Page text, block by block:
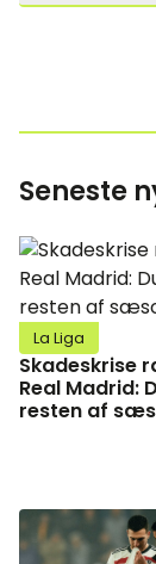
Seneste
La Liga
Skadeskrise
Real Madrid:
resten af